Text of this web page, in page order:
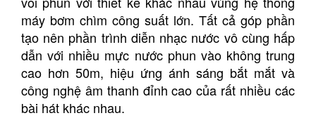
máy bơm chìm công suất lớn. Tất cả góp phần
tạo nên phần trình diễn nhạc nước vô cùng hấp
dẫn với nhiều mực nước phun vào không trung
cao hơn 50m, hiệu ứng ánh sáng bắt mắt và
công nghệ âm thanh đỉnh cao của rất nhiều các
bài hát khác nhau.